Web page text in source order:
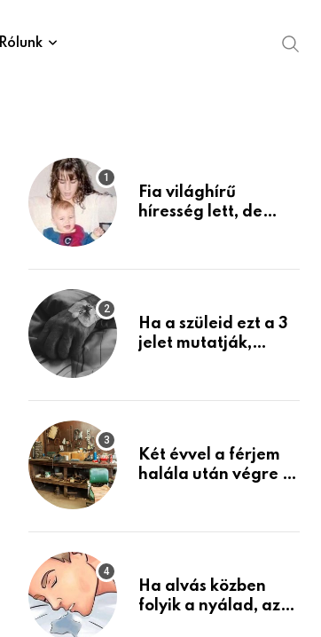
Rólunk
Fia világhírű
híresség lett, de
mint azt el tudnád
Ha a szüleid ezt a 3
jelet mutatják,
Készülj fel arra, ami
Két évvel a férjem
halála után végre át
holmiját – amit
életemet
Ha alvás közben
folyik a nyálad, az